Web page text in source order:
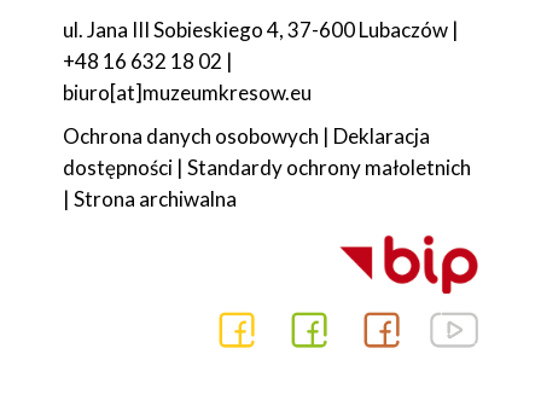
ul. Jana III Sobieskiego 4, 37-600 Lubaczów |
+48 16 632 18 02 |
biuro[at]muzeumkresow.eu
Ochrona danych osobowych | Deklaracja
dostępności | Standardy ochrony małoletnich
| Strona archiwalna